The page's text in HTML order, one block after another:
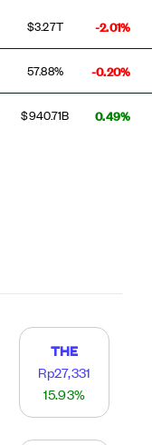
$3.27T -2.01%
57.88% -0.20%
$940.71B 0.49%
THE
Rp27,331
15.93%